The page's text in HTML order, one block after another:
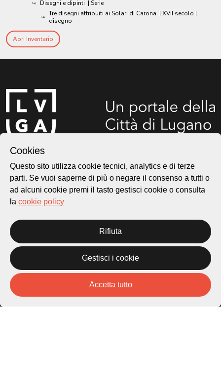
Disegni e dipinti | Serie
Tre disegni attribuiti ai Solari di Carona | XVII secolo |
disegno
Apri Inventario
Città di Lugano
Cultura
6976 Castagnola
Archivio Lugano © 2026
Per informazioni:
t. +41 58 866 68 50
Cookies
Questo sito utilizza cookie tecnici, analytics e di terze
parti. Se vuoi saperne di più o negare il consenso a tutti o
ad alcuni cookie premi il tasto gestisci cookie o consulta
la cookie policy
Rifiuta
Gestisci i cookie
Accetta tutto